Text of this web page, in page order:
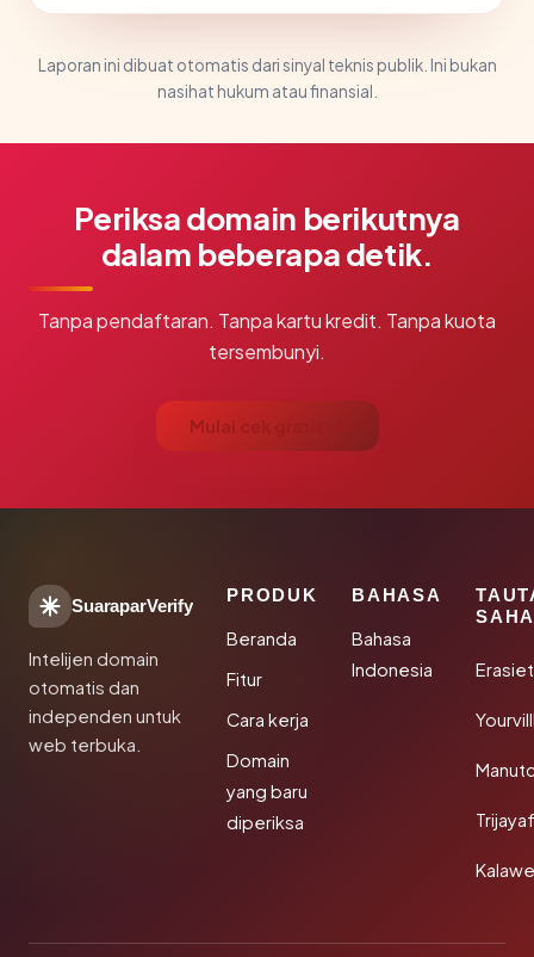
Laporan ini dibuat otomatis dari sinyal teknis publik. Ini bukan
nasihat hukum atau finansial.
Periksa domain berikutnya
dalam beberapa detik.
Tanpa pendaftaran. Tanpa kartu kredit. Tanpa kuota
tersembunyi.
Mulai cek gratis →
SuaraparVerify
Intelijen domain
otomatis dan
independen untuk
web terbuka.
PRODUK
Beranda
Fitur
Cara kerja
Domain
yang baru
diperiksa
BAHASA
Bahasa
Indonesia